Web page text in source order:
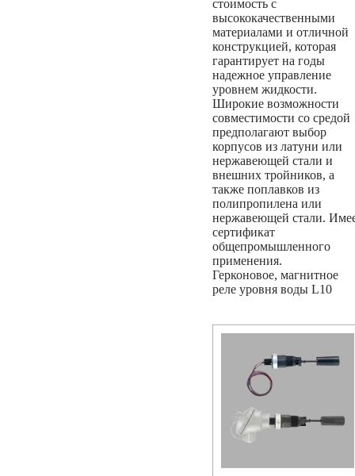
стоимость с
высококачественными
материалами и отличной
конструкцией, которая
гарантирует на годы
надежное управление
уровнем жидкости.
Широкие возможности
совместимости со средой
предполагают выбор
корпусов из латуни или
нержавеющей стали и
внешних тройников, а
также поплавков из
полипропилена или
нержавеющей стали.
сертификат
общепромышленного
применения.
Герконовое, магнитное
реле уровня воды L10